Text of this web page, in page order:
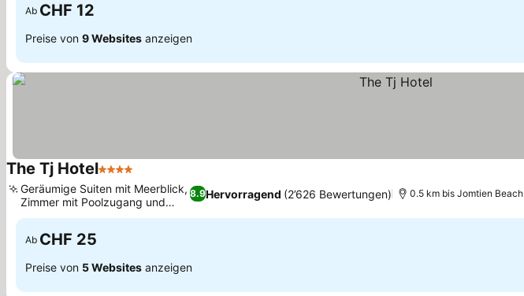
Ab CHF 12
Preise von 9 Websites anzeigen
The Tj Hotel4 Sterne
8.9Hervorragend (2’626 Bewertungen)
Geräumige Suiten mit Meerblick,
Zimmer mit Poolzugang und
Jacuzzi
0.5 km bis Jomtien Beach
Ab CHF 25
Preise von 5 Websites anzeigen